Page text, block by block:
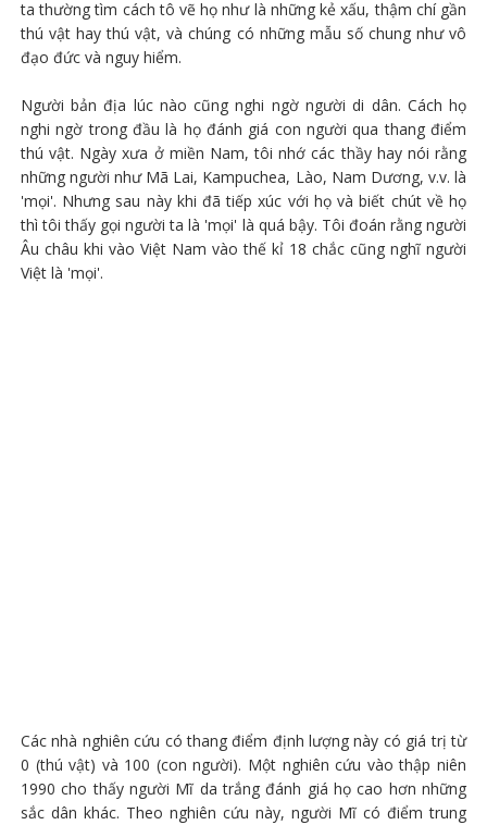
ta thường tìm cách tô vẽ họ như là những kẻ xấu, thậm chí gần
thú vật hay thú vật, và chúng có những mẫu số chung như vô
đạo đức và nguy hiểm.
Người bản địa lúc nào cũng nghi ngờ người di dân. Cách họ
nghi ngờ trong đầu là họ đánh giá con người qua thang điểm
thú vật. Ngày xưa ở miền Nam, tôi nhớ các thầy hay nói rằng
những người như Mã Lai, Kampuchea, Lào, Nam Dương, v.v. là
'mọi'. Nhưng sau này khi đã tiếp xúc với họ và biết chút về họ
thì tôi thấy gọi người ta là 'mọi' là quá bậy. Tôi đoán rằng người
Âu châu khi vào Việt Nam vào thế kỉ 18 chắc cũng nghĩ người
Việt là 'mọi'.
Các nhà nghiên cứu có thang điểm định lượng này có giá trị từ
0 (thú vật) và 100 (con người). Một nghiên cứu vào thập niên
1990 cho thấy người Mĩ da trắng đánh giá họ cao hơn những
sắc dân khác. Theo nghiên cứu này, người Mĩ có điểm trung